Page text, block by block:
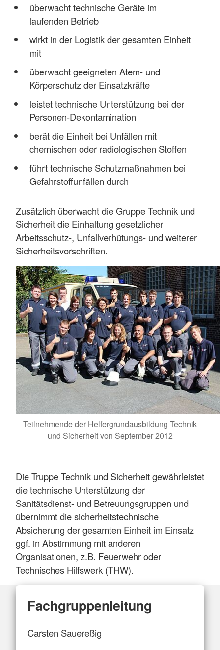
überwacht technische Geräte im
laufenden Betrieb
wirkt in der Logistik der gesamten Einheit
mit
überwacht geeigneten Atem- und
Körperschutz der Einsatzkräfte
leistet technische Unterstützung bei der
Personen-Dekontamination
berät die Einheit bei Unfällen mit
chemischen oder radiologischen Stoffen
führt technische Schutzmaßnahmen bei
Gefahrstoffunfällen durch
Zusätzlich überwacht die Gruppe Technik und
Sicherheit die Einhaltung gesetzlicher
Arbeitsschutz‑, Unfallverhütungs- und weiterer
Sicherheitsvorschriften.
Teilnehmende der Helfergrundausbildung Technik
und Sicherheit von September 2012
Die Truppe Technik und Sicherheit gewährleistet
die technische Unterstützung der
Sanitätsdienst- und Betreuungsgruppen und
übernimmt die sicherheitstechnische
Absicherung der gesamten Einheit im Einsatz
ggf. in Abstimmung mit anderen
Organisationen, z.B. Feuerwehr oder
Technisches Hilfswerk (THW).
Fachgruppenleitung
Carsten Sauereßig